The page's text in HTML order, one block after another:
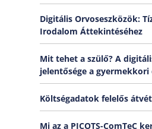
Digitális Orvoseszközök:
Irodalom Áttekintéséhez
Mit tehet a szülő? A
jelentősége a gyermekkori
Költségadatok felelős
Mi az a PICOTS-ComTeC